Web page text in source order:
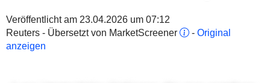
Veröffentlicht am 23.04.2026 um 07:12
Reuters - Übersetzt von MarketScreener
- Original
anzeigen